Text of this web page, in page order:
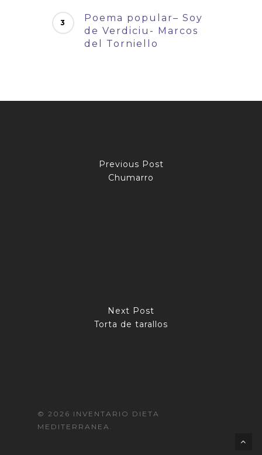
Poema popular– Soy
de Verdiciu- Marcos
del Torniello
Previous Post
Chumarro
Next Post
Torta de tarallos
© 2026 INVENTARIO DIETA
MEDITERRANEA.